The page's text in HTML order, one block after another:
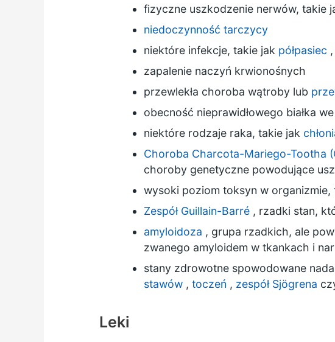
fizyczne uszkodzenie nerwów, takie
niedoczynność tarczycy
niektóre infekcje, takie jak półpasiec ,
zapalenie naczyń krwionośnych
przewlekła choroba wątroby lub
obecność nieprawidłowego białka
niektóre rodzaje raka, takie jak
Choroba Charcota-Mariego-Tootha
choroby genetyczne powodujące
wysoki poziom toksyn w organizmie,
Zespół Guillain-Barré , rzadki stan,
amyloidoza , grupa rzadkich, ale
zwanego amyloidem w tkankach i
stany zdrowotne spowodowane
stawów ,toczeń , zespół Sjögrena
Leki